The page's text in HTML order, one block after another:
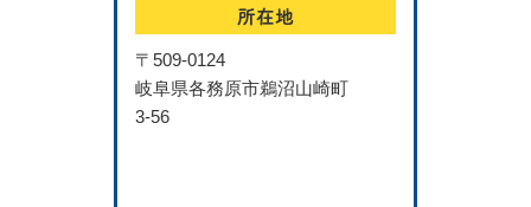
所在地
〒509-0124
岐阜県各務原市鵜沼山崎町
3-56